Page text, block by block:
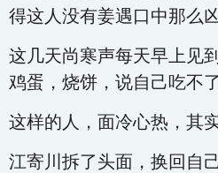
得这人没有姜遇口中那么凶
这几天尚寒声每天早上见
鸡蛋，烧饼，说自己吃不
这样的人，面冷心热，其
江寄川拆了头面，换回自